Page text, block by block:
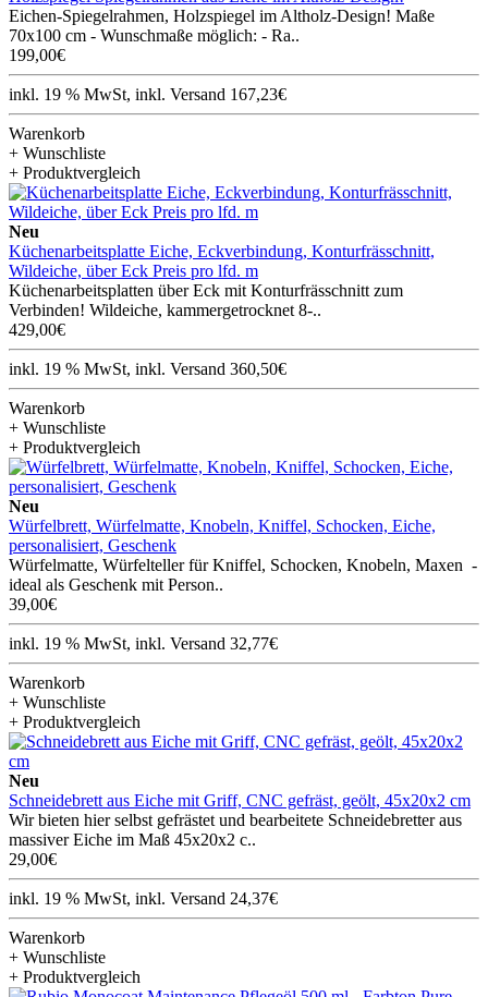
Eichen-Spiegelrahmen, Holzspiegel im Altholz-Design! Maße
70x100 cm - Wunschmaße möglich: - Ra..
199,00€
inkl. 19 % MwSt, inkl. Versand 167,23€
Warenkorb
+ Wunschliste
+ Produktvergleich
Neu
Küchenarbeitsplatte Eiche, Eckverbindung, Konturfrässchnitt,
Wildeiche, über Eck Preis pro lfd. m
Küchenarbeitsplatten über Eck mit Konturfrässchnitt zum
Verbinden! Wildeiche, kammergetrocknet 8-..
429,00€
inkl. 19 % MwSt, inkl. Versand 360,50€
Warenkorb
+ Wunschliste
+ Produktvergleich
Neu
Würfelbrett, Würfelmatte, Knobeln, Kniffel, Schocken, Eiche,
personalisiert, Geschenk
Würfelmatte, Würfelteller für Kniffel, Schocken, Knobeln, Maxen -
ideal als Geschenk mit Person..
39,00€
inkl. 19 % MwSt, inkl. Versand 32,77€
Warenkorb
+ Wunschliste
+ Produktvergleich
Neu
Schneidebrett aus Eiche mit Griff, CNC gefräst, geölt, 45x20x2 cm
Wir bieten hier selbst gefrästet und bearbeitete Schneidebretter aus
massiver Eiche im Maß 45x20x2 c..
29,00€
inkl. 19 % MwSt, inkl. Versand 24,37€
Warenkorb
+ Wunschliste
+ Produktvergleich